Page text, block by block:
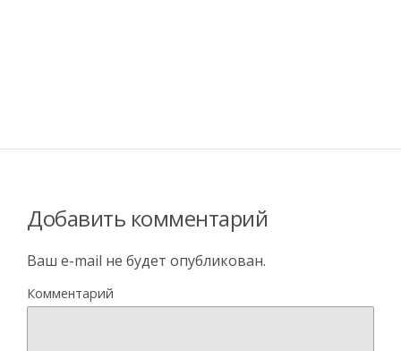
Добавить комментарий
Ваш e-mail не будет опубликован.
Комментарий